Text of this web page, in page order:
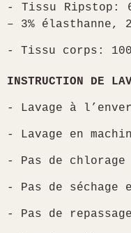
- Tissu Ripstop:
– 3% élasthanne,
- Tissu corps:
INSTRUCTION DE
- Lavage à
- Lavage en
- Pas de chlorage
- Pas de séchage
- Pas de repassage